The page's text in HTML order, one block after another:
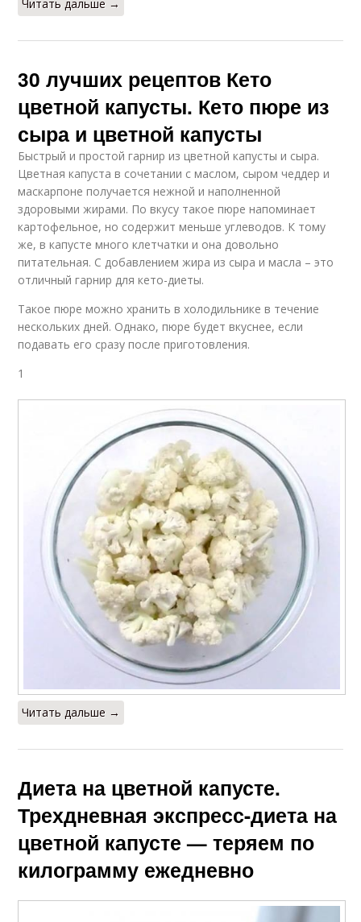
Читать дальше →
30 лучших рецептов Кето
цветной капусты. Кето пюре из
сыра и цветной капусты
Быстрый и простой гарнир из цветной капусты и сыра.
Цветная капуста в сочетании с маслом, сыром чеддер и
маскарпоне получается нежной и наполненной
здоровыми жирами. По вкусу такое пюре напоминает
картофельное, но содержит меньше углеводов. К тому
же, в капусте много клетчатки и она довольно
питательная. С добавлением жира из сыра и масла – это
отличный гарнир для кето-диеты.
Такое пюре можно хранить в холодильнике в течение
нескольких дней. Однако, пюре будет вкуснее, если
подавать его сразу после приготовления.
1
Читать дальше →
Диета на цветной капусте.
Трехдневная экспресс-диета на
цветной капусте — теряем по
килограмму ежедневно